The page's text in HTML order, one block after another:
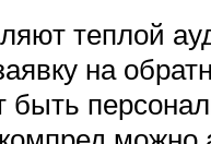
теплой
на